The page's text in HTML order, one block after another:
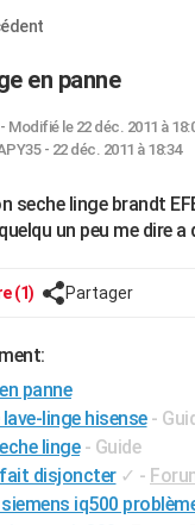
en panne
Modifié le 22 déc. 2011 à
- 22 déc. 2011 à 18:34
seche linge brandt
un peu me dire
(1) Partager
panne
linge hisense -
linge - Guide
fait disjoncter ✓ -
iq500